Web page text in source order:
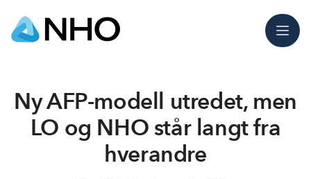
Meny
Ny AFP-modell utredet, men
LO og NHO står langt fra
hverandre